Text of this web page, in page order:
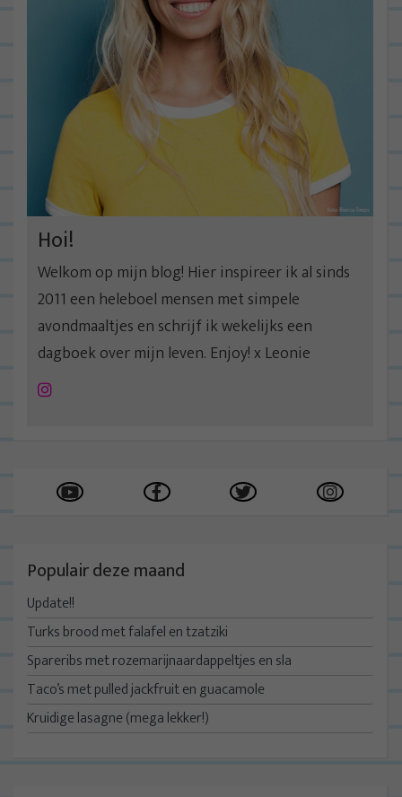
Hoi!
Welkom op mijn blog! Hier inspireer ik al sinds
2011 een heleboel mensen met simpele
avondmaaltjes en schrijf ik wekelijks een
dagboek over mijn leven. Enjoy! x Leonie
Instagram
Populair deze maand
Update!!
Turks brood met falafel en tzatziki
Spareribs met rozemarijnaardappeltjes en sla
Taco’s met pulled jackfruit en guacamole
Kruidige lasagne (mega lekker!)